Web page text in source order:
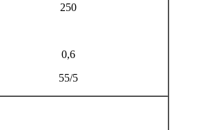
250
0,6
55/5